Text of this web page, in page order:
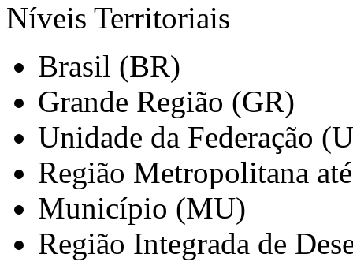
Níveis Territoriais
Brasil (BR)
Grande Região (GR)
Unidade da Federação
Região Metropolitana
Município (MU)
Região Integrada de